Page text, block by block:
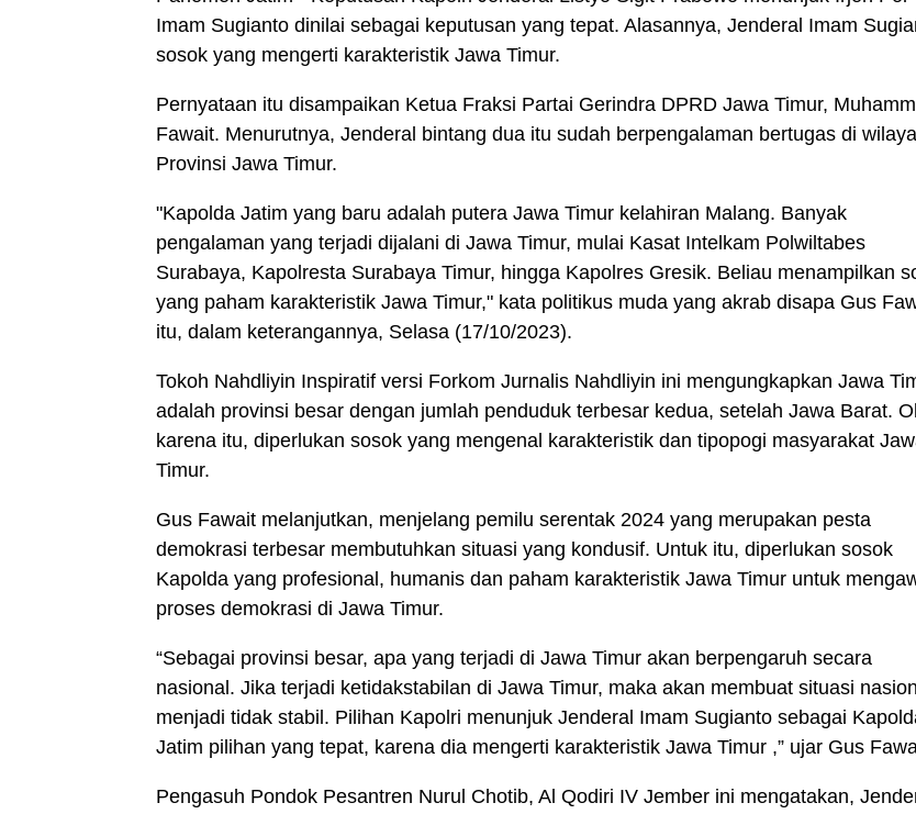
Imam Sugianto dinilai sebagai keputusan yang tepat. Alasannya, Jenderal Imam
sosok yang mengerti karakteristik Jawa Timur.
Pernyataan itu disampaikan Ketua Fraksi Partai Gerindra DPRD Jawa Timur,
Fawait. Menurutnya, Jenderal bintang dua itu sudah berpengalaman bertugas di
Provinsi Jawa Timur.
"Kapolda Jatim yang baru adalah putera Jawa Timur kelahiran Malang. Banyak
pengalaman yang terjadi dijalani di Jawa Timur, mulai Kasat Intelkam Polwiltabes
Surabaya, Kapolresta Surabaya Timur, hingga Kapolres Gresik. Beliau menampilkan
yang paham karakteristik Jawa Timur," kata politikus muda yang akrab disapa Gus
itu, dalam keterangannya, Selasa (17/10/2023).
Tokoh Nahdliyin Inspiratif versi Forkom Jurnalis Nahdliyin ini mengungkapkan Jawa
adalah provinsi besar dengan jumlah penduduk terbesar kedua, setelah Jawa Barat.
karena itu, diperlukan sosok yang mengenal karakteristik dan tipopogi masyarakat
Timur.
Gus Fawait melanjutkan, menjelang pemilu serentak 2024 yang merupakan pesta
demokrasi terbesar membutuhkan situasi yang kondusif. Untuk itu, diperlukan sosok
Kapolda yang profesional, humanis dan paham karakteristik Jawa Timur untuk
proses demokrasi di Jawa Timur.
“Sebagai provinsi besar, apa yang terjadi di Jawa Timur akan berpengaruh secara
nasional. Jika terjadi ketidakstabilan di Jawa Timur, maka akan membuat situasi
menjadi tidak stabil. Pilihan Kapolri menunjuk Jenderal Imam Sugianto sebagai
Jatim pilihan yang tepat, karena dia mengerti karakteristik Jawa Timur ,” ujar Gus
Pengasuh Pondok Pesantren Nurul Chotib, Al Qodiri IV Jember ini mengatakan,